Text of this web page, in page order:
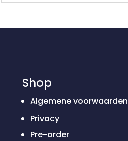
Shop
Algemene voorwaarden
Privacy
Pre-order